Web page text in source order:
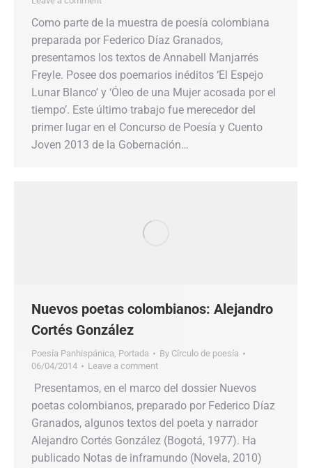
Como parte de la muestra de poesía colombiana
preparada por Federico Díaz Granados,
presentamos los textos de Annabell Manjarrés
Freyle. Posee dos poemarios inéditos ‘El Espejo
Lunar Blanco’ y ‘Óleo de una Mujer acosada por el
tiempo’. Este último trabajo fue merecedor del
primer lugar en el Concurso de Poesía y Cuento
Joven 2013 de la Gobernación…
Nuevos poetas colombianos: Alejandro
Cortés González
Poesía Panhispánica, Portada By Círculo de poesía
06/04/2014
Leave a comment
Presentamos, en el marco del dossier Nuevos
poetas colombianos, preparado por Federico Díaz
Granados, algunos textos del poeta y narrador
Alejandro Cortés González (Bogotá, 1977). Ha
publicado Notas de inframundo (Novela, 2010)